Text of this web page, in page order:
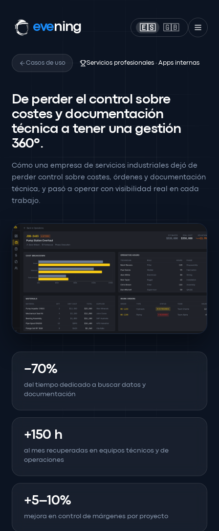
evening 🇪🇸 🇬🇧
Casos de uso Servicios profesionales · Apps internas
De perder el control sobre
costes y documentación
técnica a tener una gestión
360º.
Cómo una empresa de servicios industriales dejó de
perder control sobre costes, órdenes y documentación
técnica, y pasó a operar con visibilidad real en cada
trabajo.
−70%
del tiempo dedicado a buscar datos y
documentación
+150 h
al mes recuperadas en equipos técnicos y de
operaciones
+5–10%
mejora en control de márgenes por proyecto